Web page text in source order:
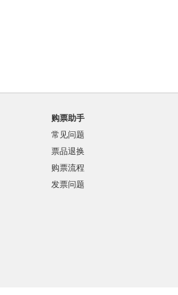
购票助手
常见问题
票品退换
购票流程
发票问题